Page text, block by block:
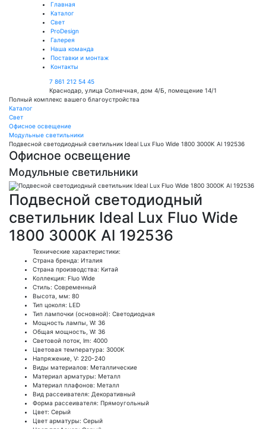
Главная
Каталог
Свет
ProDesign
Галерея
Наша команда
Поставки и монтаж
Контакты
7 861 212 54 45
Краснодар, улица Солнечная, дом 4/Б, помещение 14/1
Полный комплекс вашего благоустройства
Каталог
Свет
Офисное освещение
Модульные светильники
Подвесной светодиодный светильник Ideal Lux Fluo Wide 1800 3000K Al 192536
Офисное освещение
Модульные светильники
Подвесной светодиодный
светильник Ideal Lux Fluo Wide
1800 3000K Al 192536
Технические характеристики:
Страна бренда: Италия
Страна производства: Китай
Коллекция: Fluo Wide
Стиль: Современный
Высота, мм: 80
Тип цоколя: LED
Тип лампочки (основной): Светодиодная
Мощность лампы, W: 36
Общая мощность, W: 36
Световой поток, lm: 4000
Цветовая температура: 3000K
Напряжение, V: 220-240
Виды материалов: Металлические
Материал арматуры: Металл
Материал плафонов: Металл
Вид рассеивателя: Декоративный
Форма рассеивателя: Прямоугольный
Цвет: Серый
Цвет арматуры: Серый